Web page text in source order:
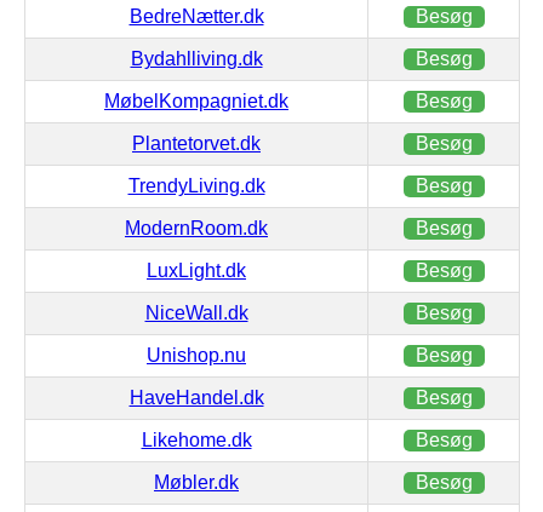
BedreNætter.dk Besøg
Bydahlliving.dk Besøg
MøbelKompagniet.dk Besøg
Plantetorvet.dk Besøg
TrendyLiving.dk Besøg
ModernRoom.dk Besøg
LuxLight.dk Besøg
NiceWall.dk Besøg
Unishop.nu Besøg
HaveHandel.dk Besøg
Likehome.dk Besøg
Møbler.dk Besøg